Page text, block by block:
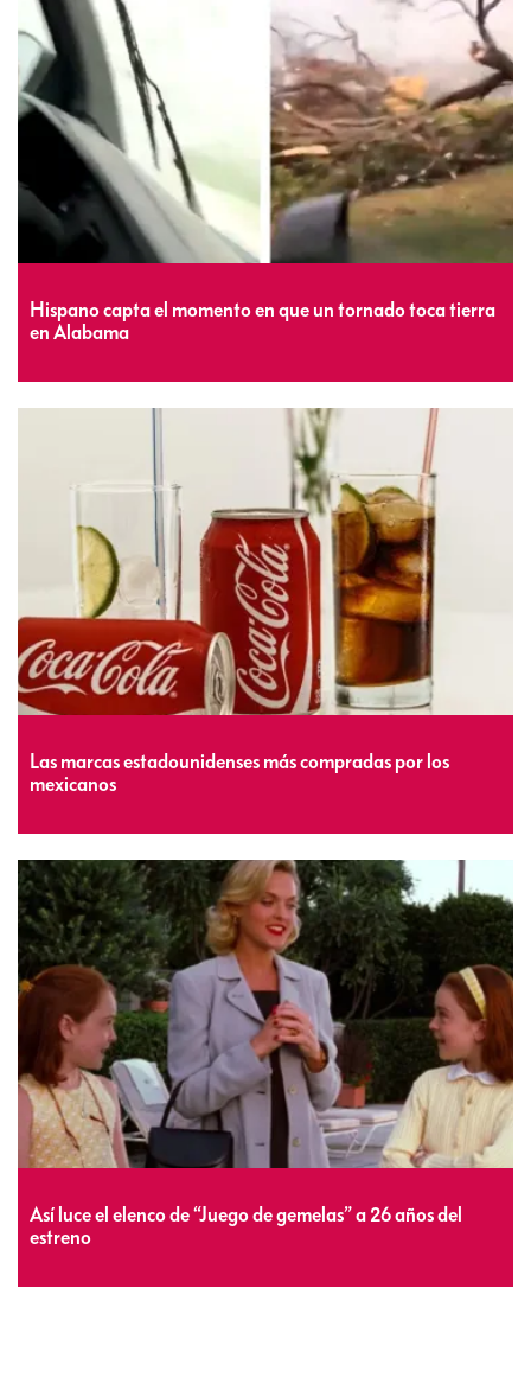
Hispano capta el momento en que un tornado toca tierra
en Alabama
Las marcas estadounidenses más compradas por los
mexicanos
Así luce el elenco de “Juego de gemelas” a 26 años del
estreno